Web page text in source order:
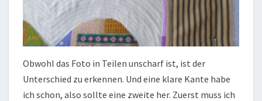
Obwohl das Foto in Teilen unscharf ist, ist der
Unterschied zu erkennen. Und eine klare Kante habe
ich schon, also sollte eine zweite her. Zuerst muss ich